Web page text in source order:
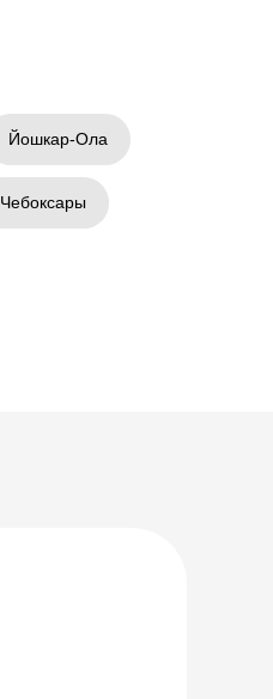
Йошкар-Ола
Чебоксары